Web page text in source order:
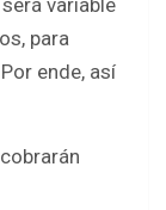
será variable
para
ende, así